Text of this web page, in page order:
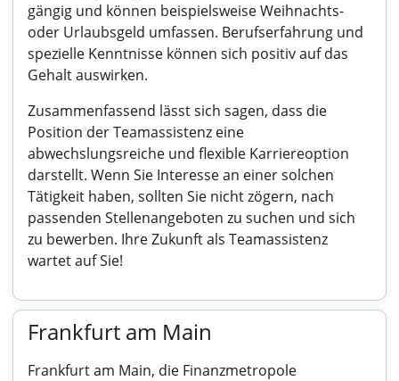
gängig und können beispielsweise Weihnachts-
oder Urlaubsgeld umfassen. Berufserfahrung und
spezielle Kenntnisse können sich positiv auf das
Gehalt auswirken.
Zusammenfassend lässt sich sagen, dass die
Position der Teamassistenz eine
abwechslungsreiche und flexible Karriereoption
darstellt. Wenn Sie Interesse an einer solchen
Tätigkeit haben, sollten Sie nicht zögern, nach
passenden Stellenangeboten zu suchen und sich
zu bewerben. Ihre Zukunft als Teamassistenz
wartet auf Sie!
Frankfurt am Main
Frankfurt am Main, die Finanzmetropole